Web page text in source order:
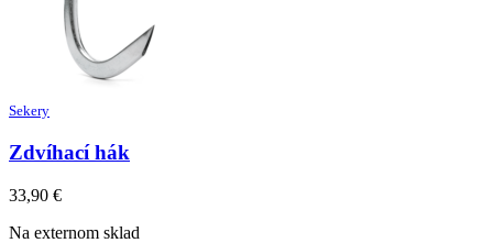
Sekery
Zdvíhací hák
33,90 €
Na externom sklad